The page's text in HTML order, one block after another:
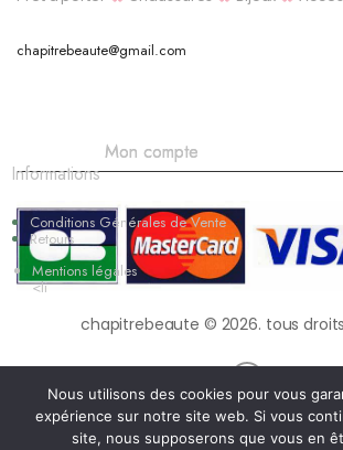
chapitrebeaute@gmail.com
Mon compte
Informations
Conditions Générales de Vente
Retours
Mentions légales
<li
chapitrebeaute © 2026. tous
Nous utilisons des cookies pour vous
expérience sur notre site web. Si vous
site, nous supposerons que vous en